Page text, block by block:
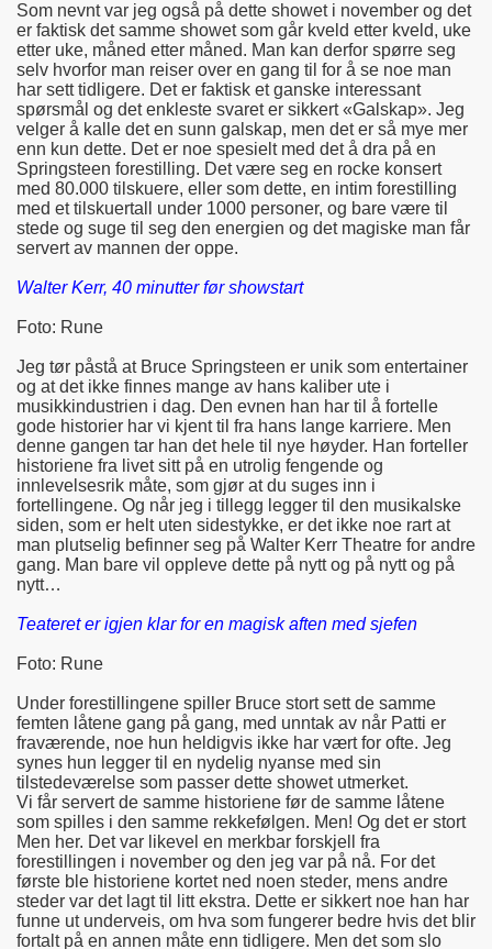
Som nevnt var jeg også på dette showet i november og det
er faktisk det samme showet som går kveld etter kveld, uke
etter uke, måned etter måned. Man kan derfor spørre seg
selv hvorfor man reiser over en gang til for å se noe man
har sett tidligere. Det er faktisk et ganske interessant
spørsmål og det enkleste svaret er sikkert «Galskap». Jeg
velger å kalle det en sunn galskap, men det er så mye mer
enn kun dette. Det er noe spesielt med det å dra på en
Springsteen forestilling. Det være seg en rocke konsert
med 80.000 tilskuere, eller som dette, en intim forestilling
med et tilskuertall under 1000 personer, og bare være til
stede og suge til seg den energien og det magiske man får
servert av mannen der oppe.
Walter Kerr, 40 minutter før showstart
Foto: Rune
Jeg tør påstå at Bruce Springsteen er unik som entertainer
og at det ikke finnes mange av hans kaliber ute i
musikkindustrien i dag. Den evnen han har til å fortelle
gode historier har vi kjent til fra hans lange karriere. Men
denne gangen tar han det hele til nye høyder. Han forteller
historiene fra livet sitt på en utrolig fengende og
innlevelsesrik måte, som gjør at du suges inn i
fortellingene. Og når jeg i tillegg legger til den musikalske
siden, som er helt uten sidestykke, er det ikke noe rart at
man plutselig befinner seg på Walter Kerr Theatre for andre
gang. Man bare vil oppleve dette på nytt og på nytt og på
nytt…
Teateret er igjen klar for en magisk aften med sjefen
Foto: Rune
Under forestillingene spiller Bruce stort sett de samme
femten låtene gang på gang, med unntak av når Patti er
fraværende, noe hun heldigvis ikke har vært for ofte. Jeg
synes hun legger til en nydelig nyanse med sin
tilstedeværelse som passer dette showet utmerket.
Vi får servert de samme historiene før de samme låtene
som spilles i den samme rekkefølgen. Men! Og det er stort
Men her. Det var likevel en merkbar forskjell fra
forestillingen i november og den jeg var på nå. For det
første ble historiene kortet ned noen steder, mens andre
steder var det lagt til litt ekstra. Dette er sikkert noe han har
funne ut underveis, om hva som fungerer bedre hvis det blir
fortalt på en annen måte enn tidligere. Men det som slo